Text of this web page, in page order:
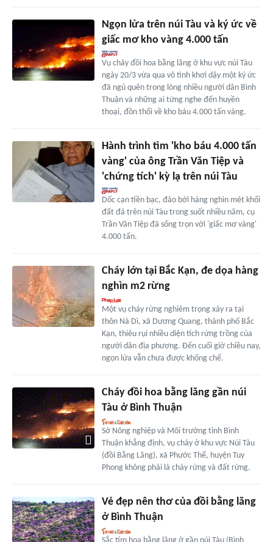
Ngọn lửa trên núi Tàu và ký ức về
giấc mơ kho vàng 4.000 tấn
Vụ cháy đồi hoa bằng lăng ở khu vực núi Tàu
ngày 20/3 vừa qua vô tình khơi dậy một ký ức
đã ngủ quên trong lòng nhiều người dân Bình
Thuận và những ai từng nghe đến huyền
thoại, đồn thổi về kho báu 4.000 tấn vàng.
Hành trình tìm 'kho báu 4.000 tấn
vàng' của ông Trần Văn Tiệp và
'chứng tích' kỳ lạ trên núi Tàu
Dốc cạn tiền bạc, đào bới hàng nghìn mét khối
đất đá trên núi Tàu trong suốt nhiều năm, cụ
Trần Văn Tiệp đã sống trọn với 'giấc mơ vàng'
4.000 tấn.
Cháy lớn tại Bắc Kạn, đe dọa hàng
nghìn m2 rừng
Một vụ cháy rừng nghiêm trọng xảy ra tại
thôn Nà Dì, xã Dương Quang, thành phố Bắc
Kạn, thiêu rụi nhiều diện tích rừng trồng của
người dân địa phương. Đến cuối giờ chiều nay,
ngọn lửa vẫn chưa được khống chế.
Cháy đồi hoa bằng lăng gần núi
Tàu ở Bình Thuận
Sở Nông nghiệp và Môi trường tỉnh Bình
Thuận khẳng định, vụ cháy ở khu vực Núi Tàu
(đồi Bằng Lăng), xã Phước Thể, huyện Tuy
Phong không phải là cháy rừng và đất rừng.
Vẻ đẹp nên thơ của đồi bằng lăng
ở Bình Thuận
Sắc tím hoa bằng lăng ở gần núi Tàu (Bình